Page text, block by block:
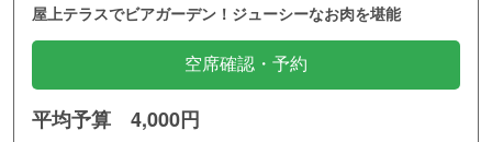
屋上テラスでビアガーデン！ジューシーなお肉を堪能
空席確認・予約
平均予算 4,000円